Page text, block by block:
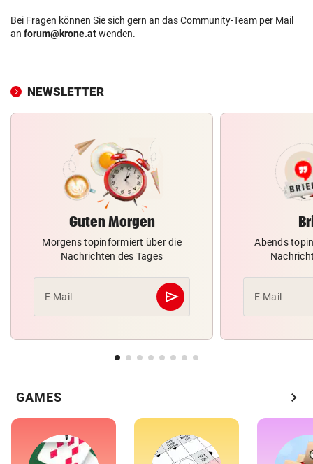
Bei Fragen können Sie sich gern an das Community-Team per Mail
an forum@krone.atwenden.
NEWSLETTER
Guten Morgen
Morgens topinformiert über die
Nachrichten des Tages
E-Mail send
Abschicken
Abends
E-Mail
GAMES chevron_right